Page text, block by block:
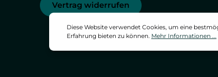
Vertrag widerrufen
Diese Website verwendet Cookies, um eine
Erfahrung bieten zu können. Mehr Informationen ...